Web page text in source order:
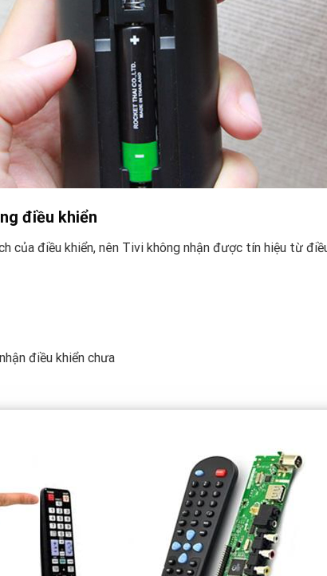
điều khiển
của điều khiển, nên Tivi không nhận được tín hiệu từ
điều khiển chưa